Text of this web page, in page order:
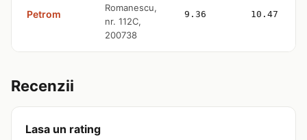
Petrom
Romanescu,
nr. 112C,
200738
9.36 10.47
Recenzii
Lasa un rating